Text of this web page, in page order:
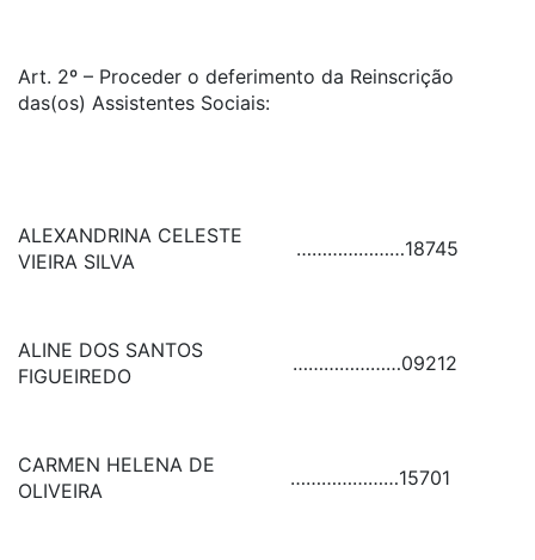
Art. 2º – Proceder o deferimento da Reinscrição
das(os) Assistentes Sociais:
ALEXANDRINA CELESTE
VIEIRA SILVA
…………………18745
ALINE DOS SANTOS
FIGUEIREDO
…………………09212
CARMEN HELENA DE
OLIVEIRA
…………………15701